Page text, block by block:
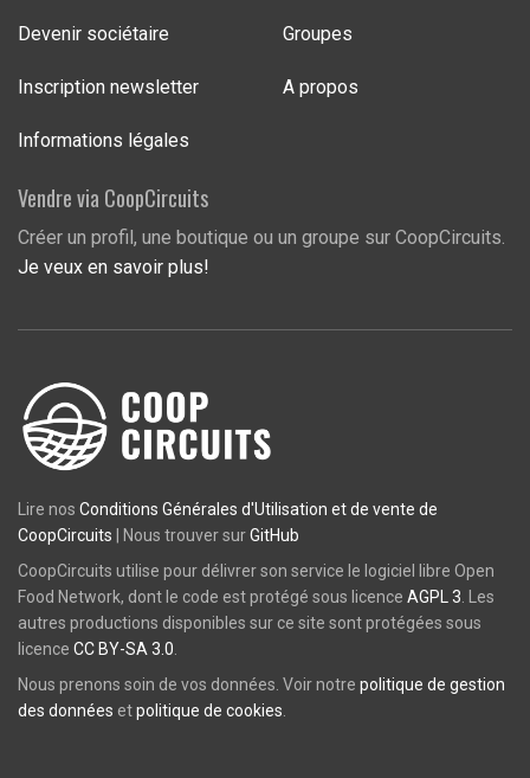
Devenir sociétaire
Inscription newsletter
Informations légales
Groupes
A propos
Vendre via CoopCircuits
Créer un profil, une boutique ou un groupe sur CoopCircuits.
Je veux en savoir plus!
Lire nos Conditions Générales d'Utilisation et de vente de
CoopCircuits | Nous trouver surGitHub
CoopCircuits utilise pour délivrer son service le logiciel libre Open
Food Network, dont le code est protégé sous licence AGPL 3 . Les
autres productions disponibles sur ce site sont protégées sous
licence CC BY-SA 3.0
Nous prenons soin de vos données. Voir notre politique de gestion
des données etpolitique de cookies